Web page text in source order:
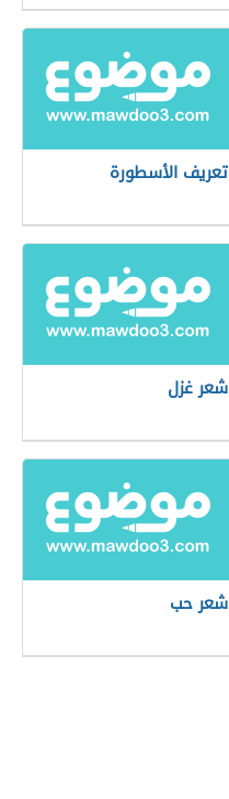
تعريف الأسطورة
شعر غزل
شعر حب